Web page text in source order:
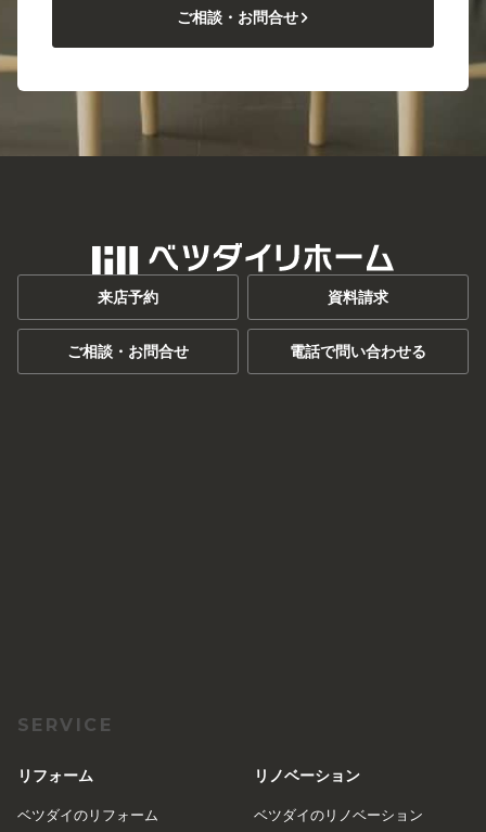
ご相談・お問合せ
来店予約 資料請求
ご相談・お問合せ 電話で問い合わせる
SERVICE
リフォーム
ベツダイのリフォーム
リノベーション
ベツダイのリノベーション